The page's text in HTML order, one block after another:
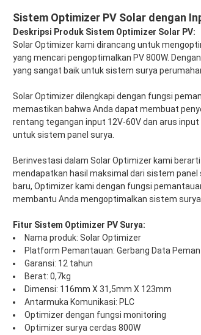
Sistem Optimizer PV Solar dengan
Deskripsi Produk Sistem Optimizer Solar PV:
Solar Optimizer kami dirancang untuk
yang mencari pengoptimalkan PV 800W.
yang sangat baik untuk sistem surya
Solar Optimizer dilengkapi dengan fungsi
memastikan bahwa Anda dapat membuat
rentang tegangan input 12V-60V dan arus
untuk sistem panel surya.
Berinvestasi dalam Solar Optimizer kami
mendapatkan hasil maksimal dari sistem
baru, Optimizer kami dengan fungsi
membantu Anda mengoptimalkan sistem
Fitur Sistem Optimizer PV Surya:
Nama produk: Solar Optimizer
Platform Pemantauan: Gerbang Data
Garansi: 12 tahun
Berat: 0,7kg
Dimensi: 116mm X 31,5mm X 123mm
Antarmuka Komunikasi: PLC
Optimizer dengan fungsi monitoring
Optimizer surya cerdas 800W